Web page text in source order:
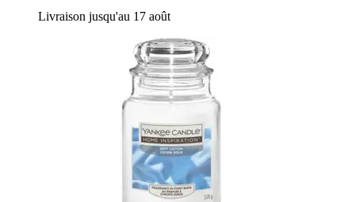
Livraison jusqu'au 17 août